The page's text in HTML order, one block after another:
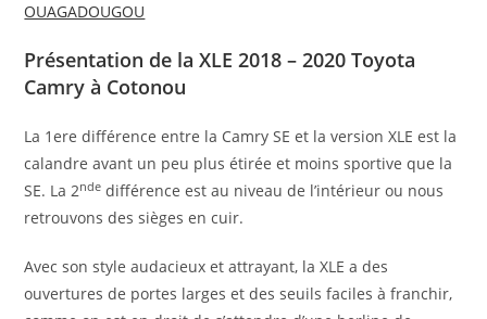
OUAGADOUGOU
Présentation de la XLE 2018 – 2020 Toyota
Camry à Cotonou
La 1ere différence entre la Camry SE et la version XLE est la
calandre avant un peu plus étirée et moins sportive que la
SE. La 2nde différence est au niveau de l’intérieur ou nous
retrouvons des sièges en cuir.
Avec son style audacieux et attrayant, la XLE a des
ouvertures de portes larges et des seuils faciles à franchir,